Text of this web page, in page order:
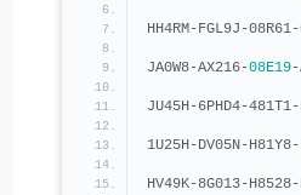
HH4RM-FGL9J-
JA0W8-AX216-08E19-
JU45H-6PHD4-
1U25H-DV05N-
HV49K-8G013-